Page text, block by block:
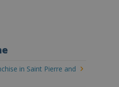
in Saint Pierre and